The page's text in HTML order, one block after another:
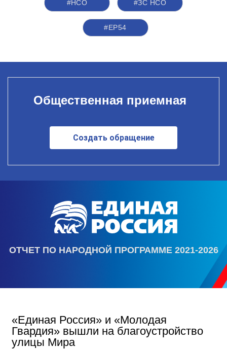
#НСО #ЗС НСО
#ЕР54
Общественная приемная
Создать обращение
ОТЧЕТ ПО НАРОДНОЙ ПРОГРАММЕ 2021-2026
«Единая Россия» и «Молодая
Гвардия» вышли на благоустройство
улицы Мира